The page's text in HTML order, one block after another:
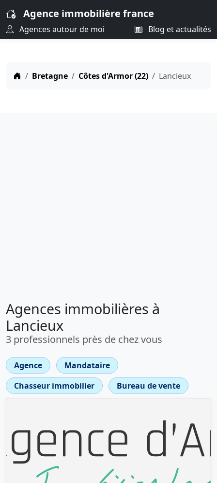
Agence immobilière france
Agences autour de moi Blog et actualités
Bretagne Côtes d'Armor (22) Lancieux
Agences immobilières à
Lancieux
3 professionnels près de chez vous
Agence
Mandataire
Chasseur immobilier
Bureau de vente